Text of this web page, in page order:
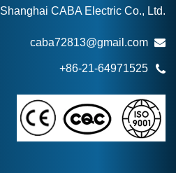
Shanghai CABA Electric Co., Ltd.
caba72813@gmail.com
+86-21-64971525